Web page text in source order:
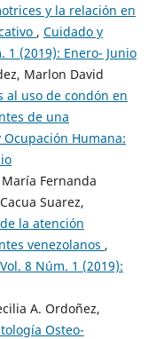
y la relación en
, Cuidado y
1 (2019): Enero- Junio
Marlon David
al uso de condón en
de una
Ocupación Humana:
María Fernanda
Suarez,
la atención
venezolanos ,
8 Núm. 1 (2019):
A. Ordoñez,
Osteo-